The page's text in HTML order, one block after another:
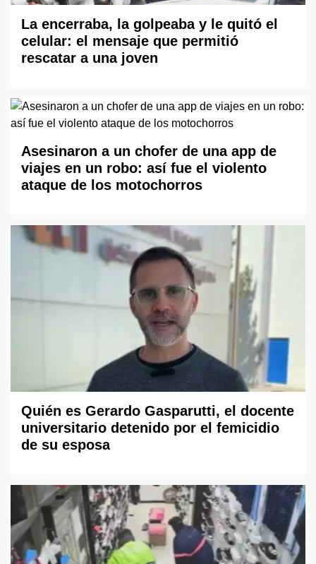
La encerraba, la golpeaba y le quitó el
celular: el mensaje que permitió
rescatar a una joven
Asesinaron a un chofer de una app de
viajes en un robo: así fue el violento
ataque de los motochorros
Quién es Gerardo Gasparutti, el docente
universitario detenido por el femicidio
de su esposa